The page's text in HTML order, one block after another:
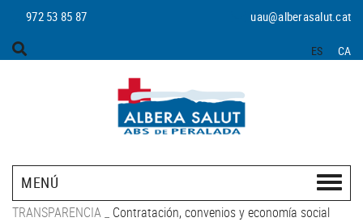
972 53 85 87 uau@alberasalut.cat
ES CA
MENÚ
TRANSPARENCIA Contratación, convenios y economía social